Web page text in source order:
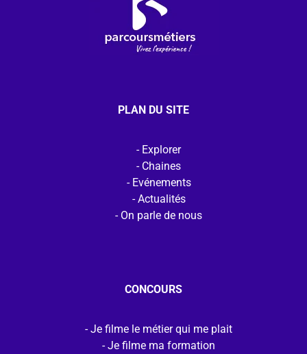
PLAN DU SITE
Explorer
Chaines
Evénements
Actualités
On parle de nous
CONCOURS
Je filme le métier qui me plait
Je filme ma formation